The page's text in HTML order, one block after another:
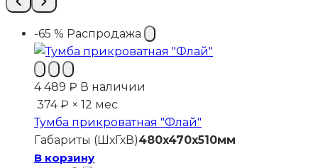
-65 % Распродажа
4 489 ₽ В наличии
374 ₽ × 12 мес
Тумба прикроватная "Флай"
Габариты (ШхГхВ)480x470x510мм
В корзину